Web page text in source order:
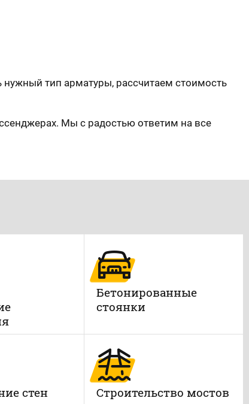
тип арматуры, рассчитаем стоимость
Мы с радостью ответим на все
Бетонированные
стоянки
стен Строительство мостов